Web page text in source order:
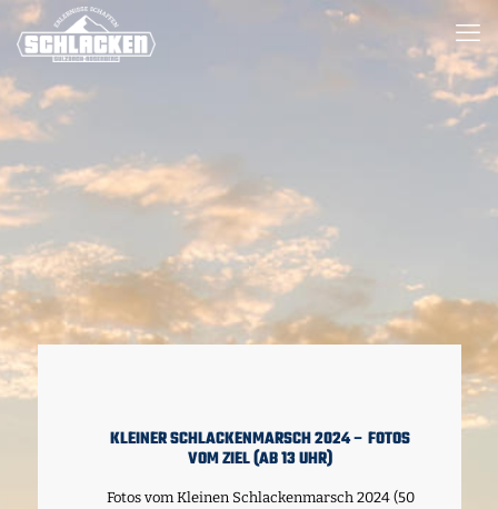
KLEINER SCHLACKENMARSCH 2024 – FOTOS
VOM ZIEL (AB 13 UHR)
Fotos vom Kleinen Schlackenmarsch 2024 (50